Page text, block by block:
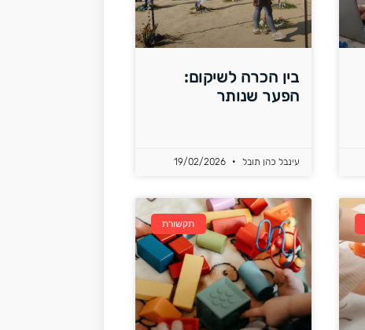
בין הכרה לשיקום:
הפער שנותר
עינבל כהן תובל 19/02/2026
תקשורת